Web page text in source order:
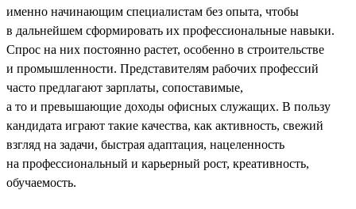
именно начинающим специалистам без опыта, чтобы
в дальнейшем сформировать их профессиональные навыки.
Спрос на них постоянно растет, особенно в строительстве
и промышленности. Представителям рабочих профессий
часто предлагают зарплаты, сопоставимые,
а то и превышающие доходы офисных служащих. В пользу
кандидата играют такие качества, как активность, свежий
взгляд на задачи, быстрая адаптация, нацеленность
на профессиональный и карьерный рост, креативность,
обучаемость.